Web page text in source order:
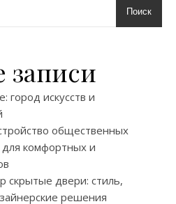
Поиск
записи
город искусств и
общественных
комфортных и
скрытые двери: стиль,
решения